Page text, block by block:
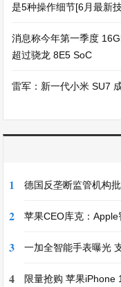
是5种操作细节[6月最新技
消息称今年第一季度
超过骁龙 8E5 SoC
雷军：新一代小米 SU7
1 德国反垄断监管机构
2 苹果CEO库克：
3 一加全智能手表曝光
4 限量抢购 苹果iPhone